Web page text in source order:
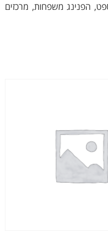
הפנינג משפחות, מרכזים